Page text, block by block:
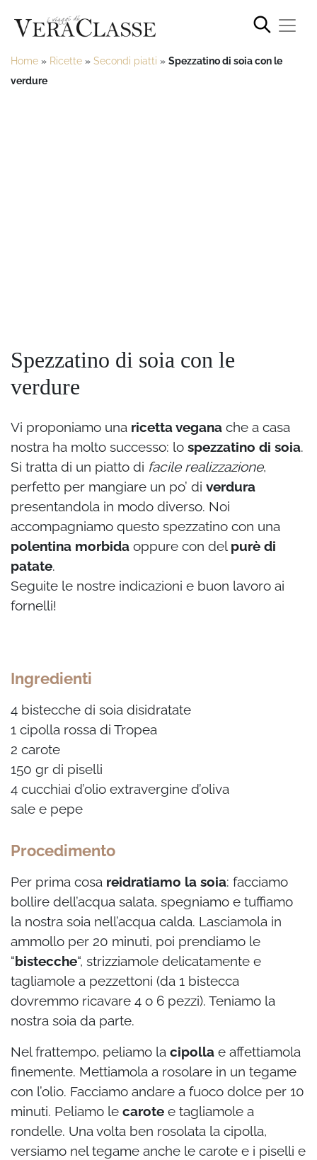
Home » Ricette » Secondi piatti » Spezzatino di soia con le
verdure
Spezzatino di soia con le
verdure
Vi proponiamo una ricetta vegana che a casa
nostra ha molto successo: lo spezzatino di soia.
Si tratta di un piatto di facile realizzazione,
perfetto per mangiare un po’ di verdura
presentandola in modo diverso. Noi
accompagniamo questo spezzatino con una
polentina morbida oppure con del purè di
patate.
Seguite le nostre indicazioni e buon lavoro ai
fornelli!
Ingredienti
4 bistecche di soia disidratate
1 cipolla rossa di Tropea
2 carote
150 gr di piselli
4 cucchiai d’olio extravergine d’oliva
sale e pepe
Procedimento
Per prima cosa reidratiamo la soia: facciamo
bollire dell’acqua salata, spegniamo e tuffiamo
la nostra soia nell’acqua calda. Lasciamola in
ammollo per 20 minuti, poi prendiamo le
“bistecche“, strizziamole delicatamente e
tagliamole a pezzettoni (da 1 bistecca
dovremmo ricavare 4 o 6 pezzi). Teniamo la
nostra soia da parte.
Nel frattempo, peliamo la cipolla e affettiamola
finemente. Mettiamola a rosolare in un tegame
con l’olio. Facciamo andare a fuoco dolce per 10
minuti. Peliamo le carote e tagliamole a
rondelle. Una volta ben rosolata la cipolla,
versiamo nel tegame anche le carote e i piselli e